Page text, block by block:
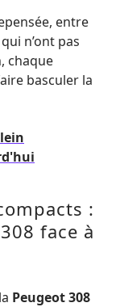
entre
n’ont pas
chaque
basculer la
:
face à
Peugeot 308